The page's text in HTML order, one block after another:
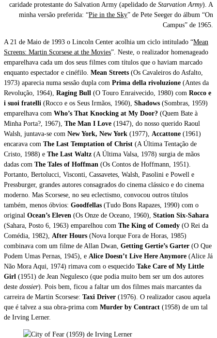
caridade protestante do Salvation Army (apelidado de Starvation Army). A
minha versão preferida: “Pie in the Sky” de Pete Seeger do álbum “On
Campus” de 1965.
A 21 de Maio de 1993 o Lincoln Center acolhia um ciclo intitulado “Mean
Screens: Martin Scorsese at the Movies”. Neste, o realizador homenageado
emparelhava cada um dos seus filmes com títulos que o haviam marcado
enquanto espectador e cinéfilo. Mean Streets (Os Cavaleiros do Asfalto,
1973) aparecia numa sessão dupla com Prima della rivoluzione (Antes da
Revolução, 1964), Raging Bull (O Touro Enraivecido, 1980) com Rocco e
i suoi fratelli (Rocco e os Seus Irmãos, 1960), Shadows (Sombras, 1959)
emparelhava com Who’s That Knocking at My Door? (Quem Bate à
Minha Porta?, 1967), The Man I Love (1947), do nosso querido Raoul
Walsh, juntava-se com New York, New York (1977), Accattone (1961)
encarava com The Last Temptation of Christ (A Última Tentação de
Cristo, 1988) e The Last Waltz (A Última Valsa, 1978) surgia de mãos
dadas com The Tales of Hoffman (Os Contos de Hoffmann, 1951).
Portanto, Bertolucci, Visconti, Cassavetes, Walsh, Pasolini e Powell e
Pressburger, grandes autores consagrados do cinema clássico e do cinema
moderno. Mas Scorsese, no seu eclectismo, convocou outros títulos
também, menos óbvios: Goodfellas (Tudo Bons Rapazes, 1990) com o
original Ocean’s Eleven (Os Onze de Oceano, 1960), Station Six-Sahara
(Sahara, Posto 6, 1963) emparelhou com The King of Comedy (O Rei da
Comédia, 1982), After Hours (Nova Iorque Fora de Horas, 1985)
combinava com um filme de Allan Dwan, Getting Gertie’s Garter (O Que
Podem Umas Pernas, 1945), e Alice Doesn’t Live Here Anymore (Alice Já
Não Mora Aqui, 1974) rimava com o esquecido Take Care of My Little
Girl (1951) de Jean Negulesco (que podia muito bem ser um dos autores
deste dossier). Pois bem, ficou a faltar um dos filmes mais marcantes da
carreira de Martin Scorsese: Taxi Driver (1976). O realizador casou aquela
que é talvez a sua obra-prima com Murder by Contract (1958) de um tal
de Irving Lerner.